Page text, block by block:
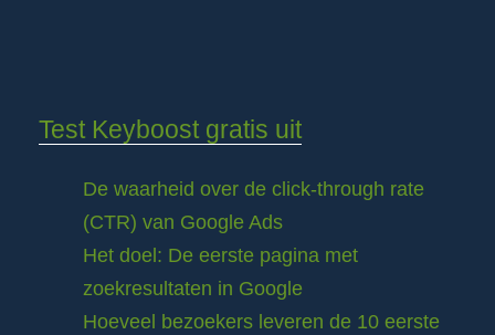
Test Keyboost gratis uit
De waarheid over de click-through rate
(CTR) van Google Ads
Het doel: De eerste pagina met
zoekresultaten in Google
Hoeveel bezoekers leveren de 10 eerste